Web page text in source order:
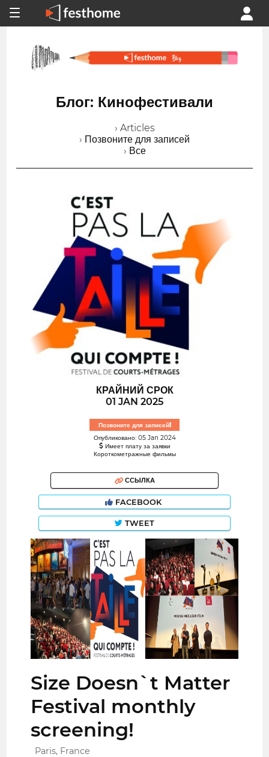
Блог: Кинофестивали
› Articles
› Позвоните для записей
› Все
КРАЙНИЙ СРОК
01 JAN 2025
Позвоните для записей!
Опубликовано: 05 Jan 2024
Имеет плату за заявки
Короткометражные фильмы
ССЫЛКА
FACEBOOK
TWEET
Size Doesn`t Matter
Festival monthly
screening!
Paris, France